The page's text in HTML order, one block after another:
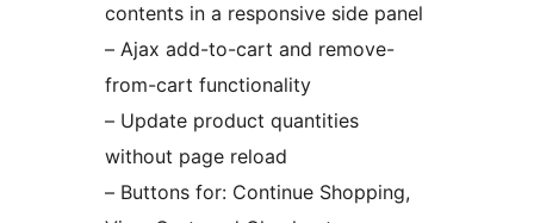
contents in a responsive side panel
– Ajax add-to-cart and remove-
from-cart functionality
– Update product quantities
without page reload
– Buttons for: Continue Shopping,